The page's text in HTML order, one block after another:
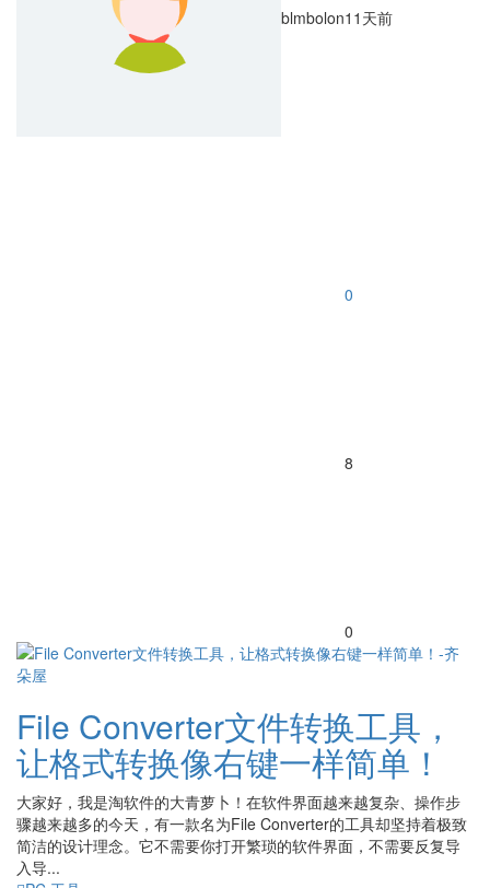
blmbolon11天前
0
8
0
File Converter文件转换工具，
让格式转换像右键一样简单！
大家好，我是淘软件的大青萝卜！在软件界面越来越复杂、操作步
骤越来越多的今天，有一款名为File Converter的工具却坚持着极致
简洁的设计理念。它不需要你打开繁琐的软件界面，不需要反复导
入导...